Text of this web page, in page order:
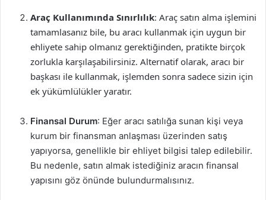
Araç Kullanımında Sınırlılık: Araç satın alma işlemini
tamamlasanız bile, bu aracı kullanmak için uygun bir
ehliyete sahip olmanız gerektiğinden, pratikte birçok
zorlukla karşılaşabilirsiniz. Alternatif olarak, aracı bir
başkası ile kullanmak, işlemden sonra sadece sizin için
ek yükümlülükler yaratır.
Finansal Durum: Eğer aracı satılığa sunan kişi veya
kurum bir finansman anlaşması üzerinden satış
yapıyorsa, genellikle bir ehliyet bilgisi talep edilebilir.
Bu nedenle, satın almak istediğiniz aracın finansal
yapısını göz önünde bulundurmalısınız.